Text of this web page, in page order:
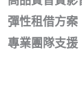
彈性租借方案
專業團隊支援